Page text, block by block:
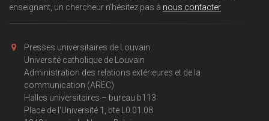
enseignant, un chercheur n'hésitez pas à nous contacter
Presses universitaires de Louvain
Université catholique de Louvain
Administration des relations extérieures et de la
communication (AREC)
Halles universitaires – bureau b113
Place de l'Université 1, bte L0.01.08